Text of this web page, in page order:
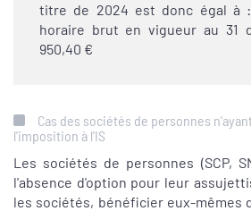
titre de 2024 est donc égal à
horaire brut en vigueur au 31
950,40 €
Cas des sociétés de personnes
l'imposition à l'IS
Les sociétés de personnes (SCP,
l'absence d'option pour leur
les sociétés, bénéficier eux-mêmes